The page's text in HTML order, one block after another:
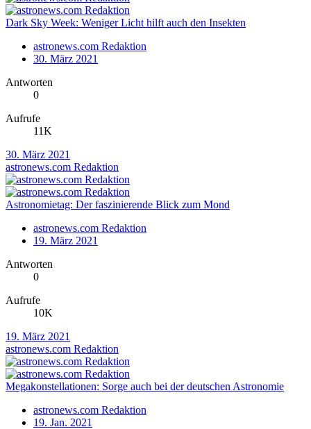
Dark Sky Week: Weniger Licht hilft auch den Insekten
astronews.com Redaktion
30. März 2021
Antworten
0
Aufrufe
11K
30. März 2021
astronews.com Redaktion
Astronomietag: Der faszinierende Blick zum Mond
astronews.com Redaktion
19. März 2021
Antworten
0
Aufrufe
10K
19. März 2021
astronews.com Redaktion
Megakonstellationen: Sorge auch bei der deutschen Astronomie
astronews.com Redaktion
19. Jan. 2021